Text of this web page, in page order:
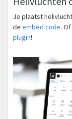
Je plaatst
de embed code.
plugin!